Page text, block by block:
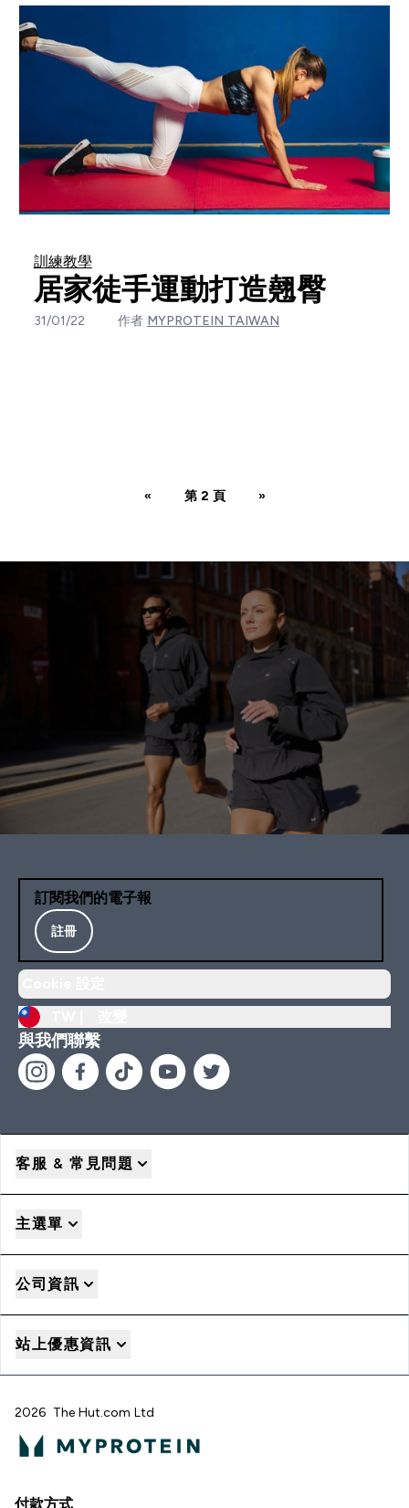
訓練教學
居家徒手運動打造翹臀
31/01/22 作者 MYPROTEIN TAIWAN
« 第 2 頁 »
訂閱我們的電子報
註冊
與我們聯繫
客服 & 常見問題
主選單
公司資訊
站上優惠資訊
2026 The Hut.com Ltd
付款方式